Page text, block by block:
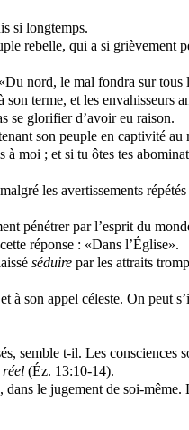
si longtemps.
rebelle, qui a si grièvement
nord, le mal fondra sur tous
terme, et les envahisseurs
se glorifier d’avoir eu raison.
son peuple en captivité au
moi ; et si tu ôtes tes
les avertissements répétés
pénétrer par l’esprit du
réponse : «Dans l’Église».
séduirepar les attraits
à son appel céleste. On peut
semble t-il. Les consciences
réel (Éz. 13:10-14).
le jugement de soi-même.